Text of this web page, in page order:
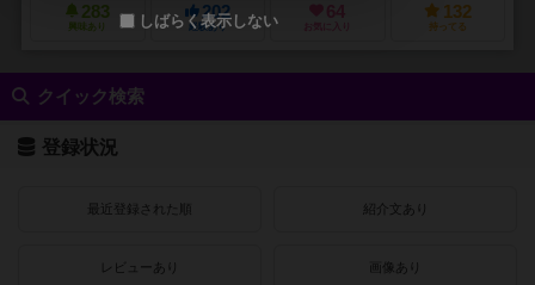
283
興味あり
202
経験あり
64
お気に入り
132
持ってる
クイック検索
登録状況
最近登録された順 紹介文あり
レビューあり 画像あり
しばらく表示しない